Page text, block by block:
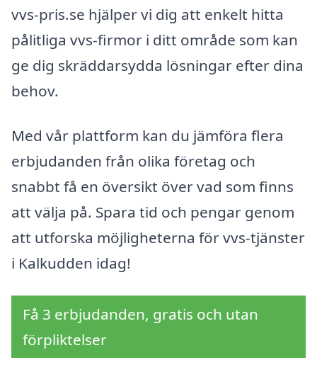
vvs-pris.se hjälper vi dig att enkelt hitta
pålitliga vvs-firmor i ditt område som kan
ge dig skräddarsydda lösningar efter dina
behov.
Med vår plattform kan du jämföra flera
erbjudanden från olika företag och
snabbt få en översikt över vad som finns
att välja på. Spara tid och pengar genom
att utforska möjligheterna för vvs-tjänster
i Kalkudden idag!
Få 3 erbjudanden, gratis och utan
förpliktelser